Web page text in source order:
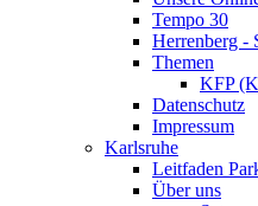
Tempo 30
Herrenberg -
Themen
KFP
Datenschutz
Impressum
Karlsruhe
Leitfaden
Über uns